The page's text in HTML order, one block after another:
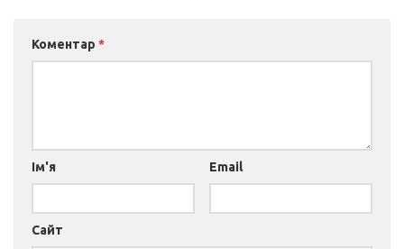
Коментар *
Ім'я Email
Сайт